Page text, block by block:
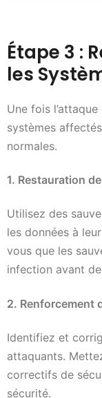
Étape 3 :
les
Une fois
systèmes
normales.
1. Restauration
Utilisez des
les données à
vous que les
infection avant
2. Renforcement
Identifiez et
attaquants.
correctifs de
sécurité.